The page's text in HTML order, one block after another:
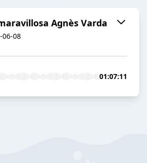
Agnès Varda
06-08
01:07:11